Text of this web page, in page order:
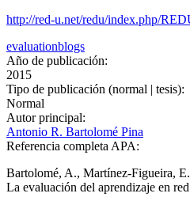
http://red-u.net/redu/index.php/
evaluationblogs
Año de publicación:
2015
Tipo de publicación (normal | tesis):
Normal
Autor principal:
Antonio R. Bartolomé Pina
Referencia completa APA:
Bartolomé, A., Martínez-Figueira,
La evaluación del aprendizaje en